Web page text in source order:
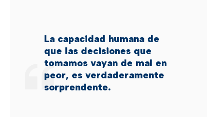
La capacidad humana de
que las decisiones que
tomamos vayan de mal en
peor, es verdaderamente
sorprendente.